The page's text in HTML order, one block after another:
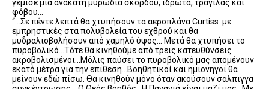
γέμισε μια ανάκατη μυρωδιά σκόρδου, ιδρώτα, τραγίλας και
φόβου…
“…Σε πέντε λεπτά θα χτυπήσουν τα αεροπλάνα Curtiss με
εμπρηστικές στα πολυβολεία του εχθρού και θα
μυδραλιοβολήσουν από χαμηλό ύψος… Μετά θα χτυπήσει το
πυροβολικό…Τότε θα κινηθούμε από τρεις κατευθύνσεις
ακροβολισμένοι…Μόλις παύσει το πυροβολικό μας απομένουν
εκατό μέτρα για την επίθεση…Βοηθητικοί και ημιονηγοί θα
μείνουν εδώ πίσω. Θα κινηθούν μόνο όταν ακούσουν σάλπιγγα